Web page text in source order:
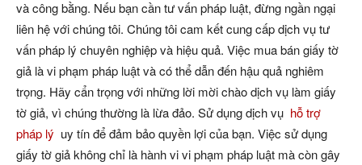
và công bằng. Nếu bạn cần tư vấn pháp luật, đừng ngần ngại
liên hệ với chúng tôi. Chúng tôi cam kết cung cấp dịch vụ tư
vấn pháp lý chuyên nghiệp và hiệu quả. Việc mua bán giấy tờ
giả là vi phạm pháp luật và có thể dẫn đến hậu quả nghiêm
trọng. Hãy cẩn trọng với những lời mời chào dịch vụ làm giấy
tờ giả, vì chúng thường là lừa đảo. Sử dụng dịch vụ hỗ trợ
pháp lý uy tín để đảm bảo quyền lợi của bạn. Việc sử dụng
giấy tờ giả không chỉ là hành vi vi phạm pháp luật mà còn gây